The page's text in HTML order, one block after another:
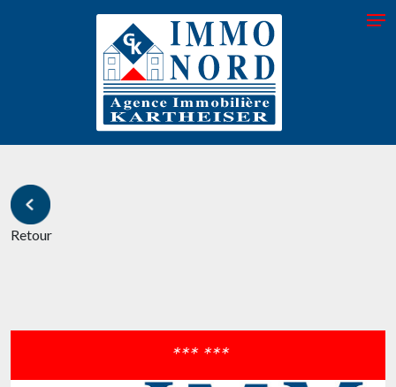
Retour
*** ***